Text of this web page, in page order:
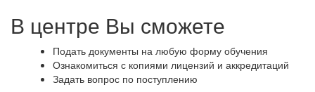
В центре Вы сможете
Подать документы на любую форму обучения
Ознакомиться с копиями лицензий и аккредитаций
Задать вопрос по поступлению